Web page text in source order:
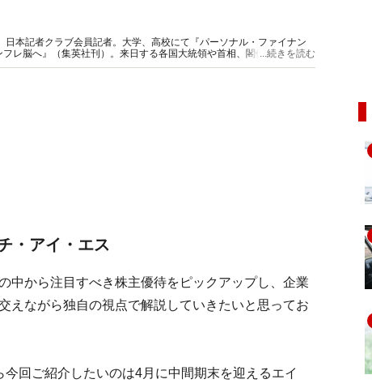
本記者クラブ会員記者。大学、高校にて『パーソナル・ファイナン
レ脳へ』（集英社刊）。来日する各国大統領や首相、閣僚、ハリウッ
る。
...続きを読む
・アイ・エス
中から注目すべき株主優待をピックアップし、企業
えながら独自の視点で解説していきたいと思ってお
回ご紹介したいのは4月に中間期末を迎えるエイ